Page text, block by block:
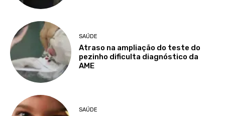
SAÚDE
Atraso na ampliação do teste do
pezinho dificulta diagnóstico da
AME
SAÚDE